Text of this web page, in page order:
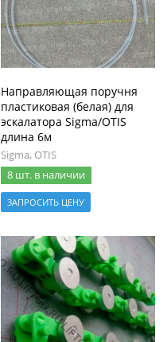
Направляющая поручня
пластиковая (белая) для
эскалатора Sigma/OTIS
длина 6м
Sigma, OTIS
8 шт. в наличии
ЗАПРОСИТЬ ЦЕНУ